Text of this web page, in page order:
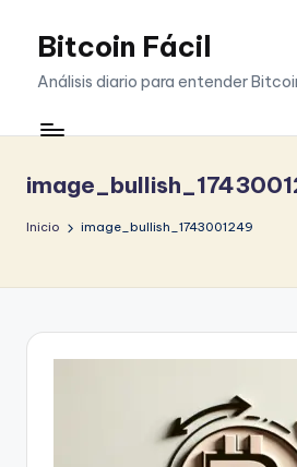
SaltarBitcoin Fácil
Análisis diario para entender
Inicio image_bullish_1743001249